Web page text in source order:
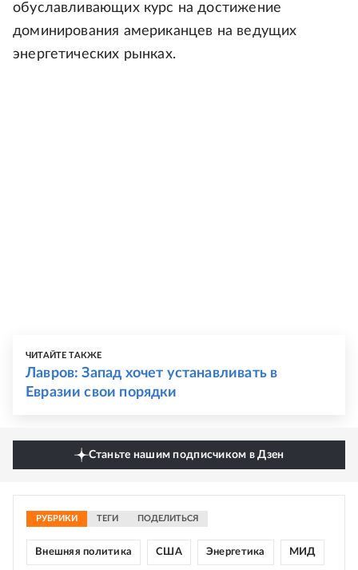
обуславливающих курс на достижение
доминирования американцев на ведущих
энергетических рынках.
ЧИТАЙТЕ ТАКЖЕ
Лавров: Запад хочет устанавливать в
Евразии свои порядки
Станьте нашим подписчиком в Дзен
РУБРИКИ ТЕГИ ПОДЕЛИТЬСЯ
Внешняя политика США Энергетика МИД